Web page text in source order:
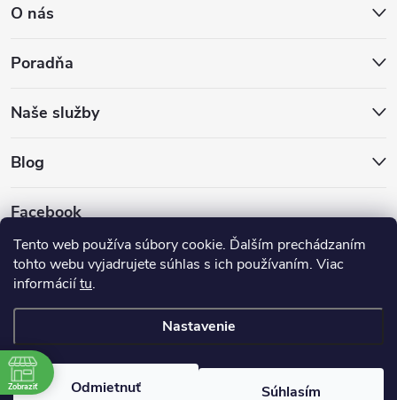
Tento web používa súbory cookie. Ďalším prechádzaním
tohto webu vyjadrujete súhlas s ich používaním. Viac
informáciítu.
Nastavenie
Odmietnuť Súhlasím
O nás
Poradňa
Naše služby
Blog
Facebook
Copyright 2026 Hokejovekorcule.sk. Všetky práva vyhradené.
Zobraziť